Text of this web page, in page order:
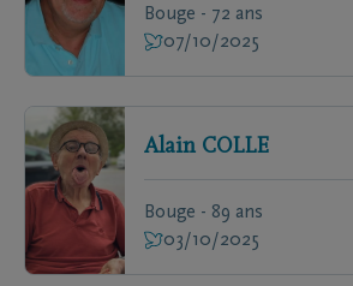
Bouge - 72 ans
07/10/2025
Alain COLLE
Bouge - 89 ans
03/10/2025